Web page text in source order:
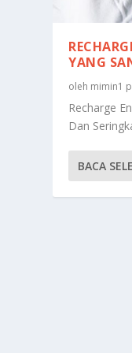
YANG
oleh mimin1
Recharge
Dan
BACA